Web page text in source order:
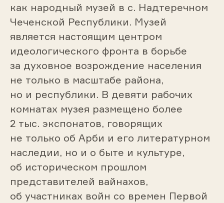
как народный музей в с. Надтеречном
Чеченской Республики. Музей
является настоящим центром
идеологического фронта в борьбе
за духовное возрождение населения
не только в масштабе района,
но и республики. В девяти рабочих
комнатах музея размещено более
2 тыс. экспонатов, говорящих
не только об Арби и его литературном
наследии, но и о быте и культуре,
об историческом прошлом
представителей вайнахов,
об участниках войн со времен Первой